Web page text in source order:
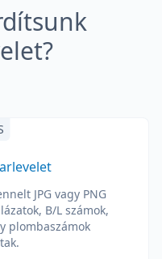
JPG vagy PNG
B/L számok,
plombaszámok